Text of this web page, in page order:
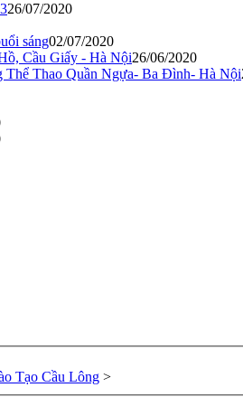
26/07/2020
sáng02/07/2020
Cầu Giấy - Hà Nội26/06/2020
Thể Thao Quần Ngựa- Ba Đình- Hà Nội
Tạo Cầu Lông >